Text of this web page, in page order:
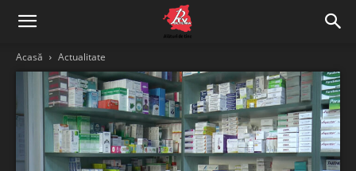
Acasă Actualitate